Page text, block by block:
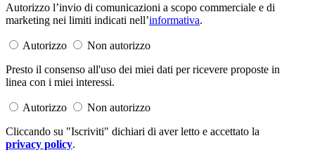
Autorizzo l’invio di comunicazioni a scopo commerciale e di
marketing nei limiti indicati nell’informativa.
Autorizzo
Non autorizzo
Presto il consenso all'uso dei miei dati per ricevere proposte in
linea con i miei interessi.
Autorizzo
Non autorizzo
Cliccando su "Iscriviti" dichiari di aver letto e accettato la
privacy policy.